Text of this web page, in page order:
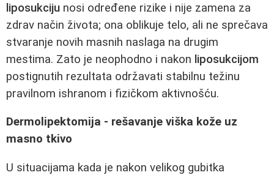
liposukciju nosi određene rizike i nije zamena za
zdrav način života; ona oblikuje telo, ali ne sprečava
stvaranje novih masnih naslaga na drugim
mestima. Zato je neophodno i nakon liposukcijom
postignutih rezultata održavati stabilnu težinu
pravilnom ishranom i fizičkom aktivnošću.
Dermolipektomija - rešavanje viška kože uz
masno tkivo
U situacijama kada je nakon velikog gubitka